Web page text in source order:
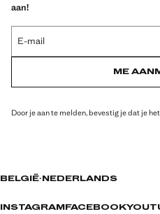
aan!
E-mail
ME
Door je aan te melden, bevestig je dat je het
BELGIË· NEDERLANDS
INSTAGRAM FACEBOOK